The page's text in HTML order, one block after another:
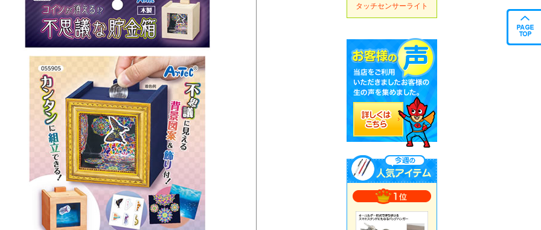
タッチセンサーライト